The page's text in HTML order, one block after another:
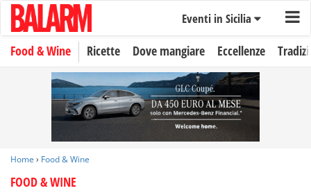
Eventi in Sicilia
Food & Wine Ricette Dove mangiare Eccellenze
Home › Food & Wine
FOOD & WINE